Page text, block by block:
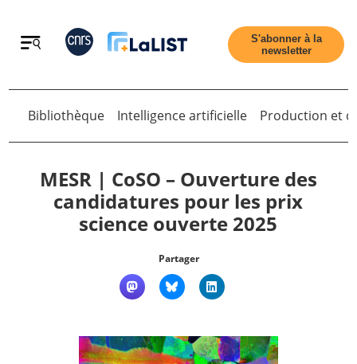
Retour
S'abonner à la
newsletter
Bibliothèque Intelligence artificielle Production et
MESR | CoSO – Ouverture des
candidatures pour les prix
science ouverte 2025
Partager